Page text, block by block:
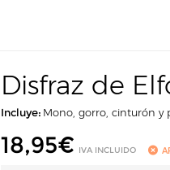
Disfraz de
Incluye: Mono, gorro, cinturón y
18,95€ IVA INCLUIDO